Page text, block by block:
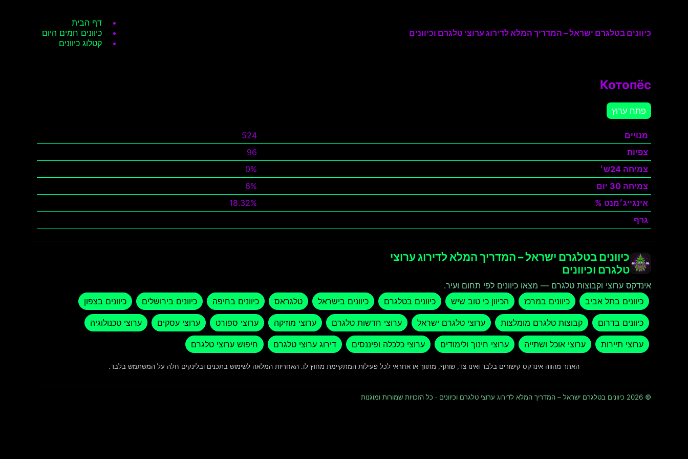
כיוונים בטלגרם ישראל – המדריך המלא לדירוג ערוצי טלגרם וכיוונים
דף הבית
כיוונים חמים היום
קטלוג כיוונים
Котопёс
פתח ערוץ
מנויים
524
צפיות
96
צמיחה 24ש׳
0%
צמיחה 30 יום
6%
אינגייג׳מנט %
18.32%
גרף
כיוונים בטלגרם ישראל – המדריך המלא לדירוג ערוצי
טלגרם וכיוונים
אינדקס ערוצי וקבוצות טלגרם — מצאו כיוונים לפי תחום ועיר.
כיוונים בתל אביב
כיוונים במרכז הכיוון כי טוב שיש כיוונים בטלגרם כיוונים בישראל טלגראס כיוונים בחיפה כיוונים בירושלים כיוונים בצפון
כיוונים בדרום קבוצות טלגרם מומלצות ערוצי טלגרם ישראל ערוצי חדשות טלגרם ערוצי מוזיקה ערוצי ספורט ערוצי עסקים ערוצי טכנולוגיה
ערוצי תיירות ערוצי אוכל ושתייה ערוצי חינוך ולימודים ערוצי כלכלה ופיננסים דירוג ערוצי טלגרם חיפוש ערוצי טלגרם
האתר מהווה אינדקס קישורים בלבד ואינו צד, שותף, מתווך או אחראי לכל פעילות המתקיימת מחוץ לו. האחריות המלאה לשימוש בתכנים ובלינקים חלה על המשתמש בלבד.
© 2026 כיוונים בטלגרם ישראל – המדריך המלא לדירוג ערוצי טלגרם וכיוונים · כל הזכויות שמורות ומוגנות